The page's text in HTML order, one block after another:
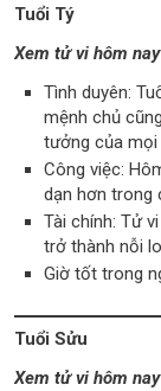
Tuổi Tý
Xem tử vi hôm
Tình duyên:
mệnh chủ
tưởng của mọi
Công việc:
dạn hơn trong
Tài chính: Tử
trở thành nỗi
Giờ tốt trong
Tuổi Sửu
Xem tử vi hôm